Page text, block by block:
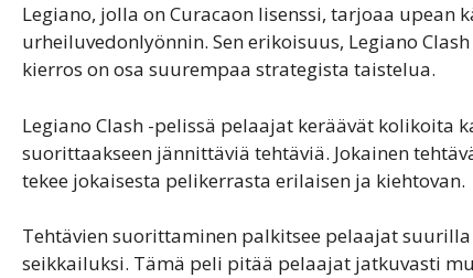
Legiano, jolla on Curacaon lisenssi, tarjoaa
urheiluvedonlyönnin. Sen erikoisuus, Legiano
kierros on osa suurempaa strategista taistelua.
Legiano Clash -pelissä pelaajat keräävät kolikoita
suorittaakseen jännittäviä tehtäviä. Jokainen
tekee jokaisesta pelikerrasta erilaisen ja kiehtovan.
Tehtävien suorittaminen palkitsee pelaajat
seikkailuksi. Tämä peli pitää pelaajat jatkuvasti